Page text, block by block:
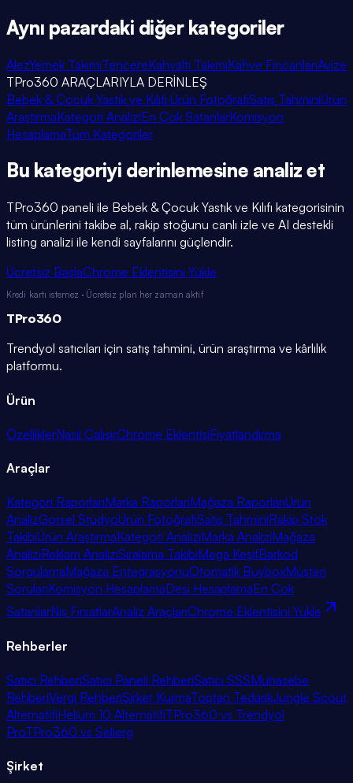
Aynı pazardaki diğer kategoriler
AlezYemek TakımıTencereKahvaltı TakımıKahve FincanlarıAvize
TPro360 ARAÇLARIYLA DERİNLEŞ
Bebek & Çocuk Yastık ve Kılıfı Ürün FotoğrafıSatış TahminiÜrün
AraştırmaKategori AnaliziEn Çok SatanlarKomisyon
HesaplamaTüm Kategoriler
Bu kategoriyi derinlemesine analiz et
TPro360 paneli ile Bebek & Çocuk Yastık ve Kılıfı kategorisinin
tüm ürünlerini takibe al, rakip stoğunu canlı izle ve AI destekli
listing analizi ile kendi sayfalarını güçlendir.
Ücretsiz BaşlaChrome Eklentisini Yükle
Kredi kartı istemez · Ücretsiz plan her zaman aktif
TPro360
Trendyol satıcıları için satış tahmini, ürün araştırma ve kârlılık
platformu.
Ürün
ÖzelliklerNasıl ÇalışırChrome EklentisiFiyatlandırma
Araçlar
Kategori RaporlarıMarka RaporlarıMağaza RaporlarıÜrün
AnalizGörsel StüdyoÜrün FotoğrafıSatış TahminiRakip Stok
TakibiÜrün AraştırmaKategori AnaliziMarka AnaliziMağaza
AnaliziReklam AnaliziSıralama TakibiMega KeşifBarkod
SorgulamaMağaza EntegrasyonuOtomatik BuyboxMüşteri
SorularıKomisyon HesaplamaDesi HesaplamaEn Çok
SatanlarNiş FırsatlarAnaliz AraçlarıChrome Eklentisini Yükle
Rehberler
Satıcı RehberiSatıcı Paneli RehberiSatıcı SSSMuhasebe
RehberiVergi RehberiŞirket KurmaToptan TedarikJungle Scout
AlternatifiHelium 10 AlternatifiTPro360 vs Trendyol
ProTPro360 vs Sellerg
Şirket